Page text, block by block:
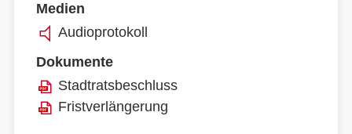
Medien
Audioprotokoll
Dokumente
Stadtratsbeschluss
Fristverlängerung